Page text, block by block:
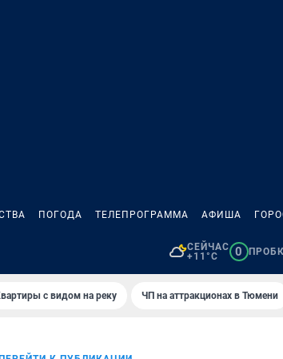
ПОГОДА ТЕЛЕПРОГРАММА АФИША
СЕЙЧАС
+11°C
0
с видом на реку ЧП на аттракционах в Тюмени